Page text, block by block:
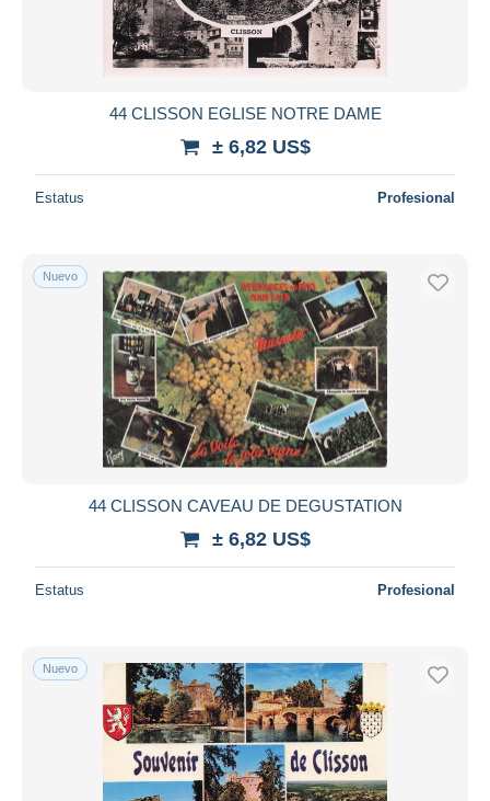
44 CLISSON EGLISE NOTRE DAME
± 6,82 US$
Estatus Profesional
Nuevo
44 CLISSON CAVEAU DE DEGUSTATION
± 6,82 US$
Estatus Profesional
Nuevo